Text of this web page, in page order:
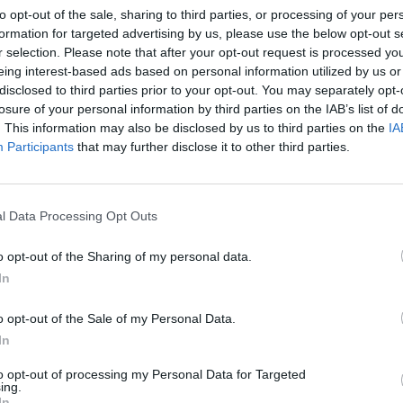
opt-out of the sale, sharing to third parties, or processing of your
for targeted advertising by us, please use the below opt-out
selection. Please note that after your opt-out request is processed
interest-based ads based on personal information utilized by us
to third parties prior to your opt-out. You may separately
of your personal information by third parties on the IAB’s list of
This information may also be disclosed by us to third parties on the
Participants that may further disclose it to other third parties.
Data Processing Opt Outs
opt-out of the Sharing of my personal data.
opt-out of the Sale of my Personal Data.
opt-out of processing my Personal Data for Targeted
la temporada regular y la diferencia que los
dos victorias para cada uno, por lo que en
que está claro es queBoston Celtics
de la Conferencia Este tendrá que ganar
tramo final de unosCleveland Cavaliers